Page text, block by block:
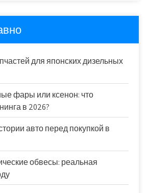
для японских дизельных
фары или ксенон: что
в 2026?
авто перед покупкой в
обвесы: реальная